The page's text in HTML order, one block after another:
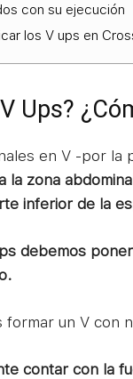
con su ejecución
los V ups en
Ups?
en V -por la
la zona
inferior de la
debemos
formar un V con
contar con la